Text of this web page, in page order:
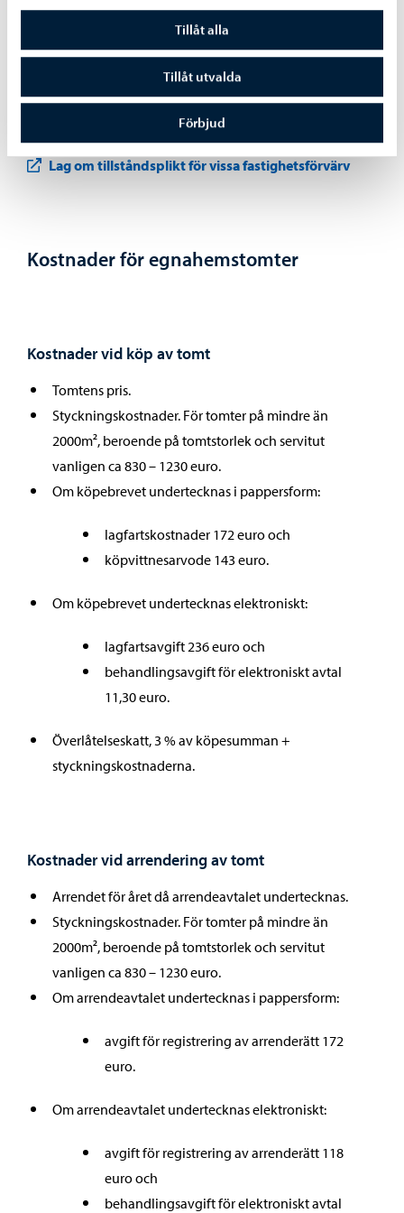
Tillåt alla
Tillåt utvalda
Förbjud
Fastighetsköp är tillståndspliktiga även för en den av
sådana företag som delvis eller helt ägs av personer eller
Tillståndsplikten grundar sig på lagen om tillståndsplikt
för vissa fastighetsförvärv.
Lag om tillståndsplikt för vissa fastighetsförvärv
Kostnader för egnahemstomter
Kostnader vid köp av tomt
Tomtens pris.
Styckningskostnader. För tomter på mindre än
2000m², beroende på tomtstorlek och servitut
vanligen ca 830 – 1230 euro.
Om köpebrevet undertecknas i pappersform:
lagfartskostnader 172 euro och
köpvittnesarvode 143 euro.
Om köpebrevet undertecknas elektroniskt:
lagfartsavgift 236 euro och
behandlingsavgift för elektroniskt avtal
11,30 euro.
Överlåtelseskatt, 3 % av köpesumman +
styckningskostnaderna.
Kostnader vid arrendering av tomt
Arrendet för året då arrendeavtalet undertecknas.
Styckningskostnader. För tomter på mindre än
2000m², beroende på tomtstorlek och servitut
vanligen ca 830 – 1230 euro.
Om arrendeavtalet undertecknas i pappersform:
avgift för registrering av arrenderätt 172
euro.
Om arrendeavtalet undertecknas elektroniskt:
avgift för registrering av arrenderätt 118
euro och
behandlingsavgift för elektroniskt avtal